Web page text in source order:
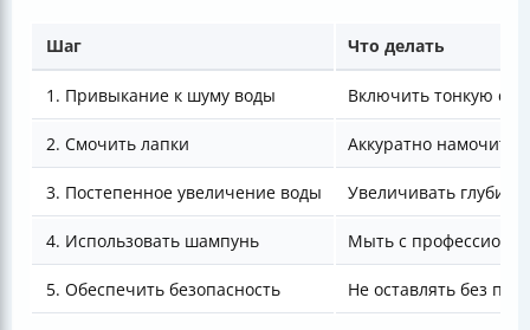
Шаг Что делать
1. Привыкание к шуму воды Включить тонкую
2. Смочить лапки Аккуратно намочить
3. Постепенное увеличение воды Увеличивать
4. Использовать шампунь Мыть с
5. Обеспечить безопасность Не оставлять без